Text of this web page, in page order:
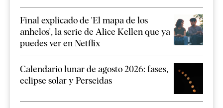
Final explicado de 'El mapa de los
anhelos', la serie de Alice Kellen que ya
puedes ver en Netflix
Calendario lunar de agosto 2026: fases,
eclipse solar y Perseidas